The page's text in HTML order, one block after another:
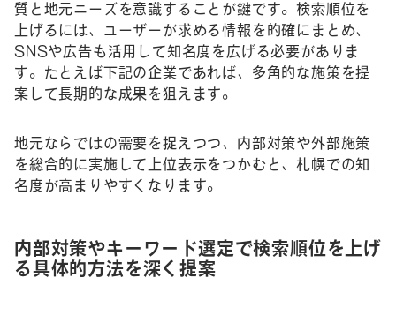
質と地元ニーズを意識することが鍵です。検索順位を
上げるには、ユーザーが求める情報を的確にまとめ、
SNSや広告も活用して知名度を広げる必要がありま
す。たとえば下記の企業であれば、多角的な施策を提
案して長期的な成果を狙えます。
地元ならではの需要を捉えつつ、内部対策や外部施策
を総合的に実施して上位表示をつかむと、札幌での知
名度が高まりやすくなります。
内部対策やキーワード選定で検索順位を上げ
る具体的方法を深く提案